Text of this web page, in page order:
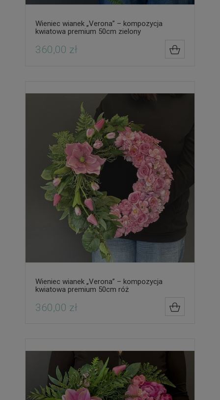
Wieniec wianek „Verona” – kompozycja
kwiatowa premium 50cm zielony
360,00 zł
Wieniec wianek „Verona” – kompozycja
kwiatowa premium 50cm róż
360,00 zł